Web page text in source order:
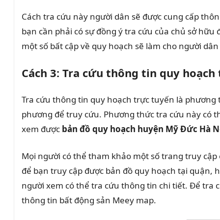
Cách tra cứu này người dân sẽ được cung cấp
bạn cần phải có sự đồng ý tra cứu của chủ sở
một số bất cập về quy hoạch sẽ làm cho người
Cách 3: Tra cứu thông tin quy
Tra cứu thông tin quy hoạch trực tuyến là
phương để truy cứu. Phương thức tra cứu này có
xem được bản đồ quy hoạch huyện Mỹ Đức Hà
Mọi người có thể tham khảo một số trang truy
để bạn truy cập được bản đồ quy hoạch tại quận,
người xem có thể tra cứu thông tin chi tiết. Để tra
thông tin bất động sản Meey map.